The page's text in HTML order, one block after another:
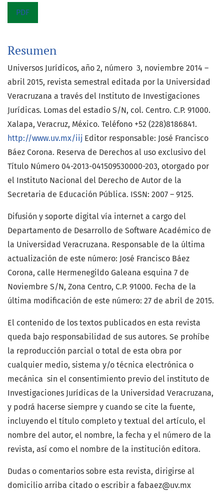
PDF
Resumen
Universos Jurídicos, año 2, número 3, noviembre 2014 –
abril 2015, revista semestral editada por la Universidad
Veracruzana a través del Instituto de Investigaciones
Jurídicas. Lomas del estadio S/N, col. Centro. C.P. 91000.
Xalapa, Veracruz, México. Teléfono +52 (228)8186841.
http://www.uv.mx/iij Editor responsable: José Francisco
Báez Corona. Reserva de Derechos al uso exclusivo del
Título Número 04-2013-041509530000-203, otorgado por
el Instituto Nacional del Derecho de Autor de la
Secretaria de Educación Pública. ISSN: 2007 – 9125.
Difusión y soporte digital vía internet a cargo del
Departamento de Desarrollo de Software Académico de
la Universidad Veracruzana. Responsable de la última
actualización de este número: José Francisco Báez
Corona, calle Hermenegildo Galeana esquina 7 de
Noviembre S/N, Zona Centro, C.P. 91000. Fecha de la
última modificación de este número: 27 de abril de 2015.
El contenido de los textos publicados en esta revista
queda bajo responsabilidad de sus autores. Se prohíbe
la reproducción parcial o total de esta obra por
cualquier medio, sistema y/o técnica electrónica o
mecánica sin el consentimiento previo del instituto de
Investigaciones Jurídicas de la Universidad Veracruzana,
y podrá hacerse siempre y cuando se cite la fuente,
incluyendo el título completo y textual del artículo, el
nombre del autor, el nombre, la fecha y el número de la
revista, así como el nombre de la institución editora.
Dudas o comentarios sobre esta revista, dirigirse al
domicilio arriba citado o escribir a fabaez@uv.mx